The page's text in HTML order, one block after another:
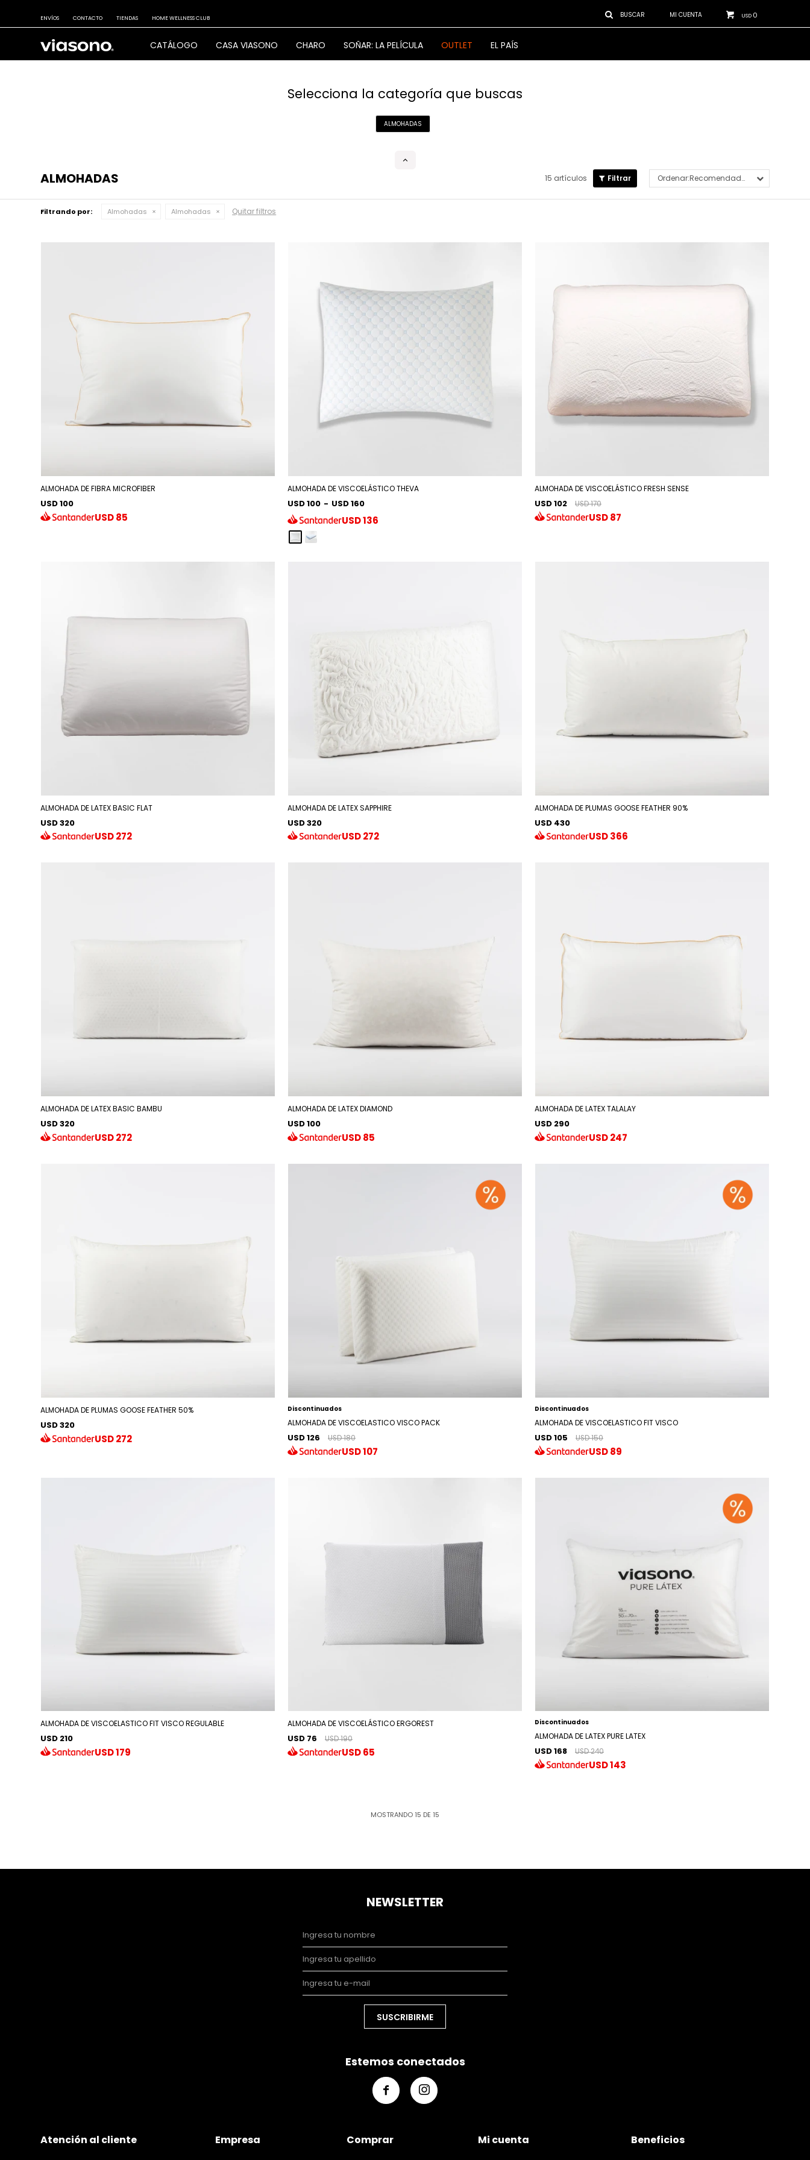
CATÁLOGO CASA VIASONO CHARO SOÑAR: LA PELÍCULA OUTLET EL PAÍS
USD 0
ENVÍOS CONTACTO TIENDAS HOME WELLNESS CLUB
Selecciona la categoría que buscas
ALMOHADAS
ALMOHADAS 15 artículos Recomendados
Filtrando por: Almohadas Almohadas Quitar filtros
ALMOHADA DE FIBRA MICROFIBER
USD 100
USD85
ALMOHADA DE VISCOELÁSTICO THEVA
USD 100 - USD 160
USD136
ALMOHADA DE VISCOELÁSTICO FRESH SENSE
USD 102 USD 170
USD87
ALMOHADA DE LATEX BASIC FLAT
USD 320
USD272
ALMOHADA DE LATEX SAPPHIRE
USD 320
USD272
ALMOHADA DE PLUMAS GOOSE FEATHER 90%
USD 430
USD366
ALMOHADA DE LATEX BASIC BAMBU
USD 320
USD272
ALMOHADA DE LATEX DIAMOND
USD 100
USD85
ALMOHADA DE LATEX TALALAY
USD 290
USD247
ALMOHADA DE PLUMAS GOOSE FEATHER 50%
USD 320
USD272
Discontinuados
ALMOHADA DE VISCOELASTICO VISCO PACK
USD 126 USD 180
USD107
Discontinuados
ALMOHADA DE VISCOELASTICO FIT VISCO
USD 105 USD 150
USD89
ALMOHADA DE VISCOELASTICO FIT VISCO REGULABLE
USD 210
USD179
ALMOHADA DE VISCOELÁSTICO ERGOREST
USD 76 USD 190
USD65
Discontinuados
ALMOHADA DE LATEX PURE LATEX
USD 168 USD 240
USD143
MOSTRANDO 15 DE 15
Atención al cliente Empresa Comprar Mi cuenta Beneficios
NEWSLETTER
SUSCRIBIRME
Estemos conectados
 